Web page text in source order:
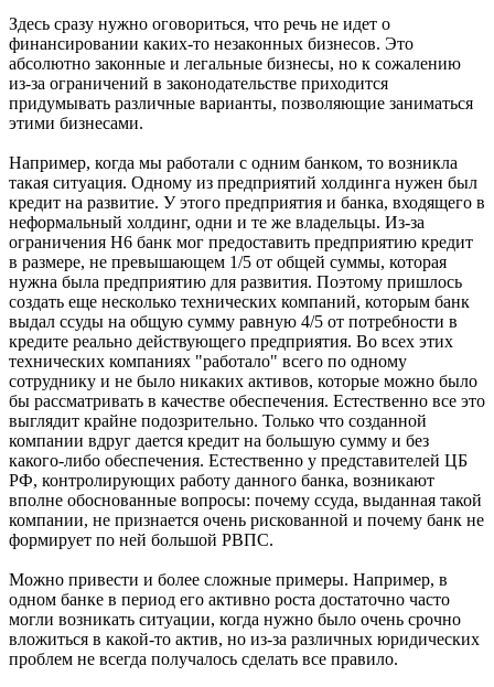
Здесь сразу нужно оговориться, что речь не идет о
финансировании каких-то незаконных бизнесов. Это
абсолютно законные и легальные бизнесы, но к сожалению
из-за ограничений в законодательстве приходится
придумывать различные варианты, позволяющие заниматься
этими бизнесами.
Например, когда мы работали с одним банком, то возникла
такая ситуация. Одному из предприятий холдинга нужен был
кредит на развитие. У этого предприятия и банка, входящего в
неформальный холдинг, одни и те же владельцы. Из-за
ограничения Н6 банк мог предоставить предприятию кредит
в размере, не превышающем 1/5 от общей суммы, которая
нужна была предприятию для развития. Поэтому пришлось
создать еще несколько технических компаний, которым банк
выдал ссуды на общую сумму равную 4/5 от потребности в
кредите реально действующего предприятия. Во всех этих
технических компаниях "работало" всего по одному
сотруднику и не было никаких активов, которые можно было
бы рассматривать в качестве обеспечения. Естественно все это
выглядит крайне подозрительно. Только что созданной
компании вдруг дается кредит на большую сумму и без
какого-либо обеспечения. Естественно у представителей ЦБ
РФ, контролирующих работу данного банка, возникают
вполне обоснованные вопросы: почему ссуда, выданная такой
компании, не признается очень рискованной и почему банк не
формирует по ней большой РВПС.
Можно привести и более сложные примеры. Например, в
одном банке в период его активно роста достаточно часто
могли возникать ситуации, когда нужно было очень срочно
вложиться в какой-то актив, но из-за различных юридических
проблем не всегда получалось сделать все правило.